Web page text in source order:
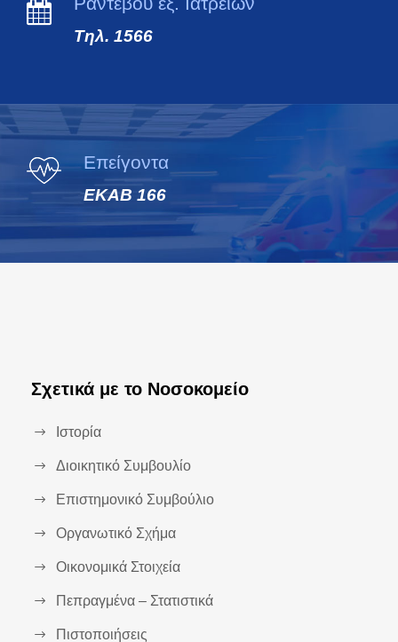
Τηλ. 1566
Επείγοντα
ΕΚΑΒ 166
Σχετικά με το Νοσοκομείο
Ιστορία
Διοικητικό Συμβουλίο
Επιστημονικό Συμβούλιο
Οργανωτικό Σχήμα
Οικονομικά Στοιχεία
Πεπραγμένα – Στατιστικά
Πιστοποιήσεις